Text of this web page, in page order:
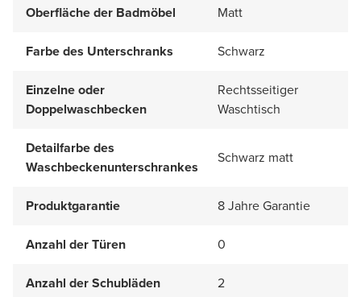
Oberfläche der Badmöbel Matt
Farbe des Unterschranks Schwarz
Einzelne oder
Doppelwaschbecken
Rechtsseitiger
Waschtisch
Detailfarbe des
Waschbeckenunterschrankes
Schwarz matt
Produktgarantie 8 Jahre Garantie
Anzahl der Türen 0
Anzahl der Schubläden 2